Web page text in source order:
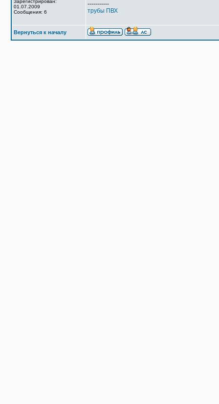
Зарегистрирован:
01.07.2009
Сообщения: 6
-----------
трубы ПВХ
Вернуться к началу